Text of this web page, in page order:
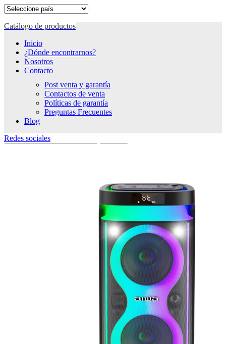
Catálogo de productos
Inicio
¿Dónde encontrarnos?
Nosotros
Contacto
Post venta y garantía
Contactos de venta
Políticas de garantía
Preguntas Frecuentes
Blog
Redes sociales